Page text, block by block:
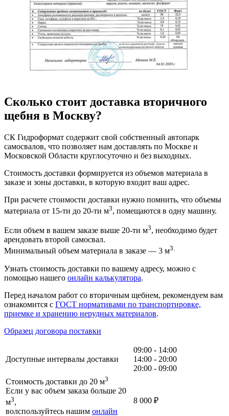
Сколько стоит доставка вторичного
щебня в Москву?
СК Гидроформат содержит свой собственный автопарк
самосвалов, что позволяет нам доставлять по Москве и
Московской Области круглосуточно и без выходных.
Стоимость доставки формируется из объемов материала в
заказе и зоны доставки, в которую входит ваш адрес.
При расчете стоимости доставки нужно помнить, что объемы
материала от 15-ти до 20-ти м3, помещаются в одну машину.
Если объем в вашем заказе выше 20-ти м3, необходимо будет
арендовать второй самосвал.
Минимальный объем материала в заказе — 3 м3.
Узнать стоимость доставки по вашему адресу, можно с
помощью нашего онлайн калькулятора.
Перед началом работ со вторичным щебнем, рекомендуем вам
ознакомится с ГОСТ нормативами по транспортировке,
приемке и хранению нерудных материалов.
Образец договора поставки
Доступные интервалы доставки
09:00 - 14:00
14:00 - 20:00
20:00 - 09:00
Стоимость доставки до 20 м3
Если у вас объем заказа больше 20
м3,
волспользуйтесь нашим онлайн
8 000 ₽